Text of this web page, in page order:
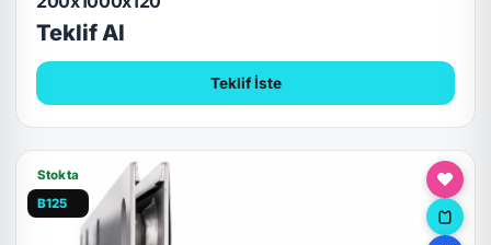
Teklif Al
Teklif İste
Stokta
B125